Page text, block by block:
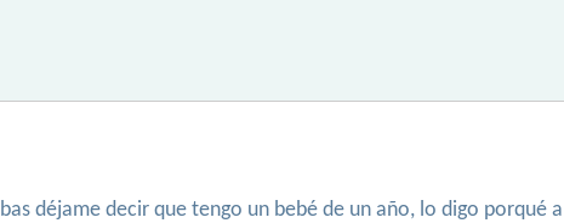
déjame decir que tengo un bebé de un año, lo digo porqué